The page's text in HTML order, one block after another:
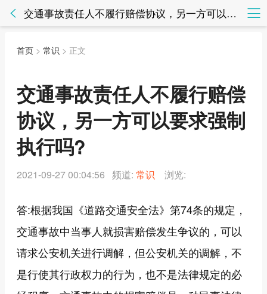
交通事故责任人不履行赔偿协议，另一方可以要求强制执行吗? - 常识 - 知法网知法网
首页 > 常识 > 正文
交通事故责任人不履行赔偿
协议，另一方可以要求强制
执行吗?
2021-09-27 00:04:56 频道: 常识 浏览:
答:根据我国《道路交通安全法》第74条的规定，
交通事故中当事人就损害赔偿发生争议的，可以
请求公安机关进行调解，但公安机关的调解，不
是行使其行政权力的行为，也不是法律规定的必